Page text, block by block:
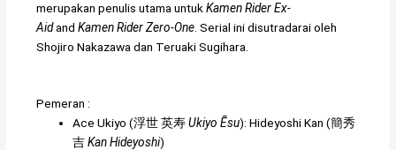
merupakan penulis utama untukKamen Rider Ex-
AidandKamen Rider Zero-One . Serial ini disutradarai oleh
Shojiro Nakazawa dan Teruaki Sugihara.
Pemeran :
Ace Ukiyo (浮世 英寿Ukiyo Ēsu): Hideyoshi Kan (簡秀
吉Kan Hideyoshi)